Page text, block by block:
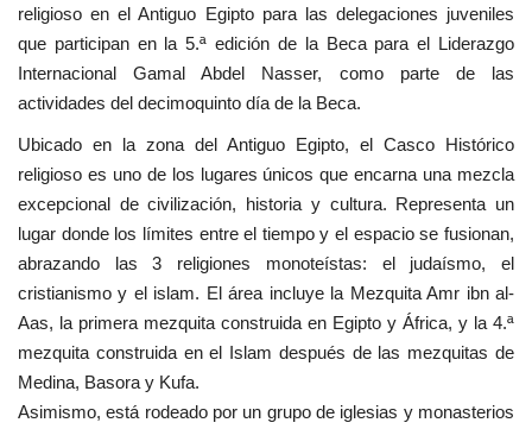
religioso en el Antiguo Egipto para las delegaciones juveniles
que participan en la 5.ª edición de la Beca para el Liderazgo
Internacional Gamal Abdel Nasser, como parte de las
actividades del decimoquinto día de la Beca.
Ubicado en la zona del Antiguo Egipto, el Casco Histórico
religioso es uno de los lugares únicos que encarna una mezcla
excepcional de civilización, historia y cultura. Representa un
lugar donde los límites entre el tiempo y el espacio se fusionan,
abrazando las 3 religiones monoteístas: el judaísmo, el
cristianismo y el islam. El área incluye la Mezquita Amr ibn al-
Aas, la primera mezquita construida en Egipto y África, y la 4.ª
mezquita construida en el Islam después de las mezquitas de
Medina, Basora y Kufa.
Asimismo, está rodeado por un grupo de iglesias y monasterios